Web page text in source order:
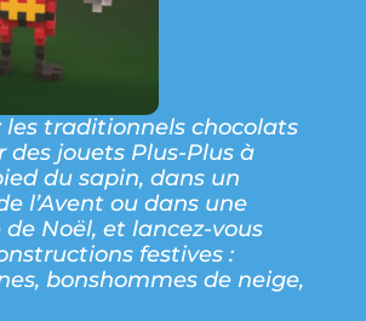
les traditionnels chocolats
des jouets Plus-Plus à
du sapin, dans un
l’Avent ou dans une
Noël, et lancez-vous
festives :
bonshommes de neige,